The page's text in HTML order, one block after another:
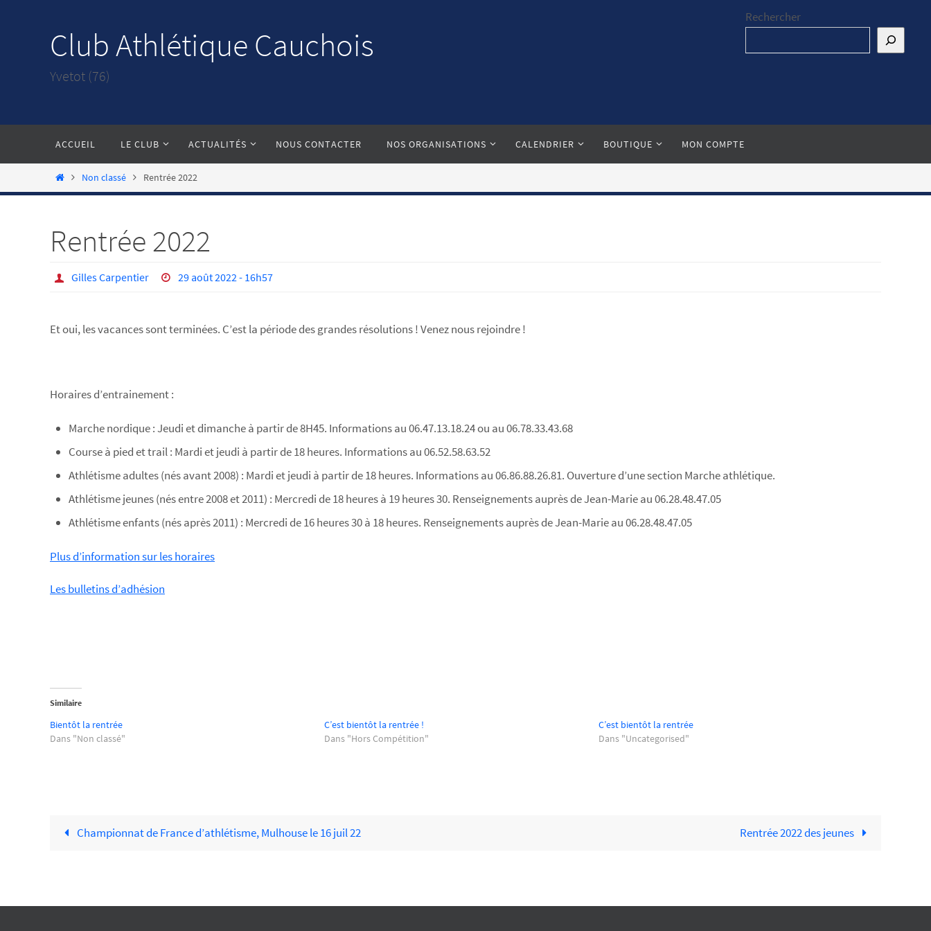
Club Athlétique Cauchois
Yvetot (76)
Rechercher
le
ACCUEIL LE CLUB ACTUALITÉS NOUS CONTACTER NOS ORGANISATIONS CALENDRIER BOUTIQUE MON COMPTE
HomeNon classé Rentrée 2022
Rentrée 2022
Gilles Carpentier 29 août 2022 - 16h57
Et oui, les vacances sont terminées. C’est la période des grandes résolutions ! Venez nous rejoindre !
Horaires d’entrainement :
Marche nordique : Jeudi et dimanche à partir de 8H45. Informations au 06.47.13.18.24 ou au 06.78.33.43.68
Course à pied et trail : Mardi et jeudi à partir de 18 heures. Informations au 06.52.58.63.52
Athlétisme adultes (nés avant 2008) : Mardi et jeudi à partir de 18 heures. Informations au 06.86.88.26.81. Ouverture d’une section Marche athlétique.
Athlétisme jeunes (nés entre 2008 et 2011) : Mercredi de 18 heures à 19 heures 30. Renseignements auprès de Jean-Marie au 06.28.48.47.05
Athlétisme enfants (nés après 2011) : Mercredi de 16 heures 30 à 18 heures. Renseignements auprès de Jean-Marie au 06.28.48.47.05
Plus d’information sur les horaires
Les bulletins d’adhésion
Similaire
Bientôt la rentrée
Dans "Non classé"
C’est bientôt la rentrée !
Dans "Hors Compétition"
C’est bientôt la rentrée
Dans "Uncategorised"
Championnat de France d’athlétisme, Mulhouse le 16 juil 22 Rentrée 2022 des jeunes